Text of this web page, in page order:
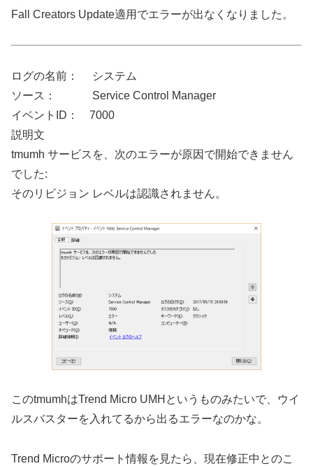
Fall Creators Update適用でエラーが出なくなりました。
ログの名前： システム
ソース： Service Control Manager
イベントID： 7000
説明文
tmumh サービスを、次のエラーが原因で開始できません
でした:
そのリビジョン レベルは認識されません。
このtmumhはTrend Micro UMHというものみたいで、ウイ
ルスバスターを入れてるから出るエラーなのかな。
Trend Microのサポート情報を見たら、現在修正中とのこ